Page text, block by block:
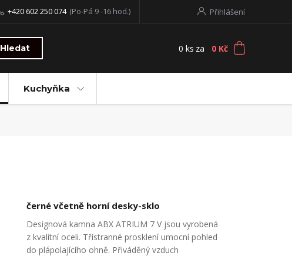
Přihlášení
Hledat
+420 602 250 074 (Po-Pá 9 -16 hod.)
0 ks za 0 Kč
Kuchyňka
černé včetně horní desky-sklo
Designová kamna ABX ATRIUM 7 V jsou vyrobená
z kvalitní oceli. Třístranné prosklení umocní pohled
do plápolajícího ohně. Přiváděný vzduch